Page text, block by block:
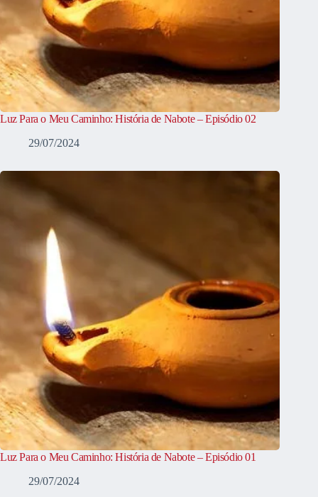
Luz Para o Meu Caminho: História de Nabote – Episódio 02
29/07/2024
Luz Para o Meu Caminho: História de Nabote – Episódio 01
29/07/2024